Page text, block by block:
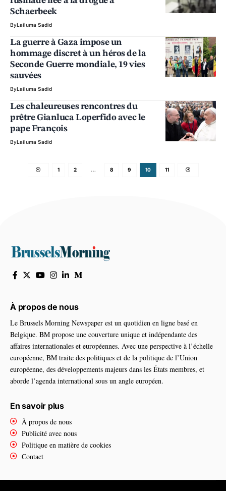
Schaerbeek
ByLailuma Sadid
La guerre à Gaza impose un
hommage discret à un héros de la
Seconde Guerre mondiale, 19 vies
sauvées
ByLailuma Sadid
Les chaleureuses rencontres du
prêtre Gianluca Loperfido avec le
pape François
ByLailuma Sadid
1 2 … 8 9 10 11
À propos de nous
Le Brussels Morning Newspaper est un quotidien en ligne basé en
Belgique. BM propose une couverture unique et indépendante des
affaires internationales et européennes. Avec une perspective à l’échelle
européenne, BM traite des politiques et de la politique de l’Union
européenne, des développements majeurs dans les États membres, et
aborde l’agenda international sous un angle européen.
En savoir plus
À propos de nous
Publicité avec nous
Politique en matière de cookies
Contact